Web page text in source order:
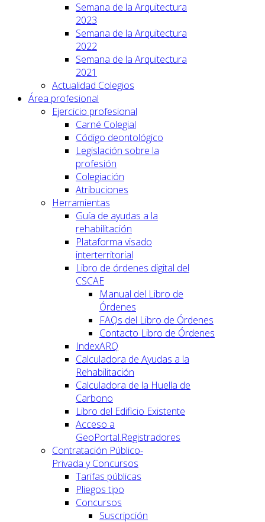
Semana de la Arquitectura
2023
Semana de la Arquitectura
2022
Semana de la Arquitectura
2021
Actualidad Colegios
Área profesional
Ejercicio profesional
Carné Colegial
Código deontológico
Legislación sobre la
profesión
Colegiación
Atribuciones
Herramientas
Guía de ayudas a la
rehabilitación
Plataforma visado
interterritorial
Libro de órdenes digital del
CSCAE
Manual del Libro de
Órdenes
FAQs del Libro de Órdenes
Contacto Libro de Órdenes
IndexARQ
Calculadora de Ayudas a la
Rehabilitación
Calculadora de la Huella de
Carbono
Libro del Edificio Existente
Acceso a
GeoPortal.Registradores
Contratación Público-
Privada y Concursos
Tarifas públicas
Pliegos tipo
Concursos
Suscripción